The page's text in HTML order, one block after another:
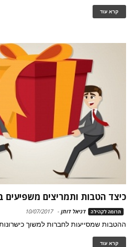
קרא עוד
כיצד הטבות ותמריצים משפיעים
תרומה לקהילה דניאל דותן -
10/07/2017
ההטבות שמסייעות לחברות למשוך
קרא עוד